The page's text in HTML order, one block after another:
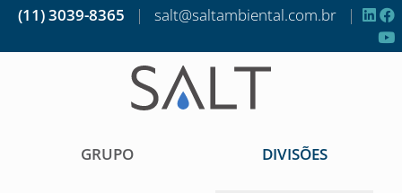
(11) 3039-8365 | salt@saltambiental.com.br |
GRUPO DIVISÕES